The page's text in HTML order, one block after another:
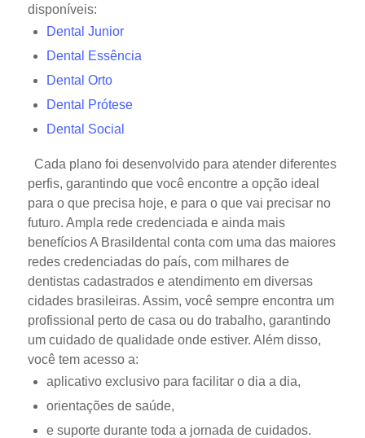
disponíveis:
Dental Junior
Dental Essência
Dental Orto
Dental Prótese
Dental Social
Cada plano foi desenvolvido para atender diferentes
perfis, garantindo que você encontre a opção ideal
para o que precisa hoje, e para o que vai precisar no
futuro. Ampla rede credenciada e ainda mais
benefícios A Brasildental conta com uma das maiores
redes credenciadas do país, com milhares de
dentistas cadastrados e atendimento em diversas
cidades brasileiras. Assim, você sempre encontra um
profissional perto de casa ou do trabalho, garantindo
um cuidado de qualidade onde estiver. Além disso,
você tem acesso a:
aplicativo exclusivo para facilitar o dia a dia,
orientações de saúde,
e suporte durante toda a jornada de cuidados.